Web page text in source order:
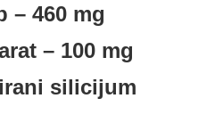
– 460 mg
– 100 mg
silicijum